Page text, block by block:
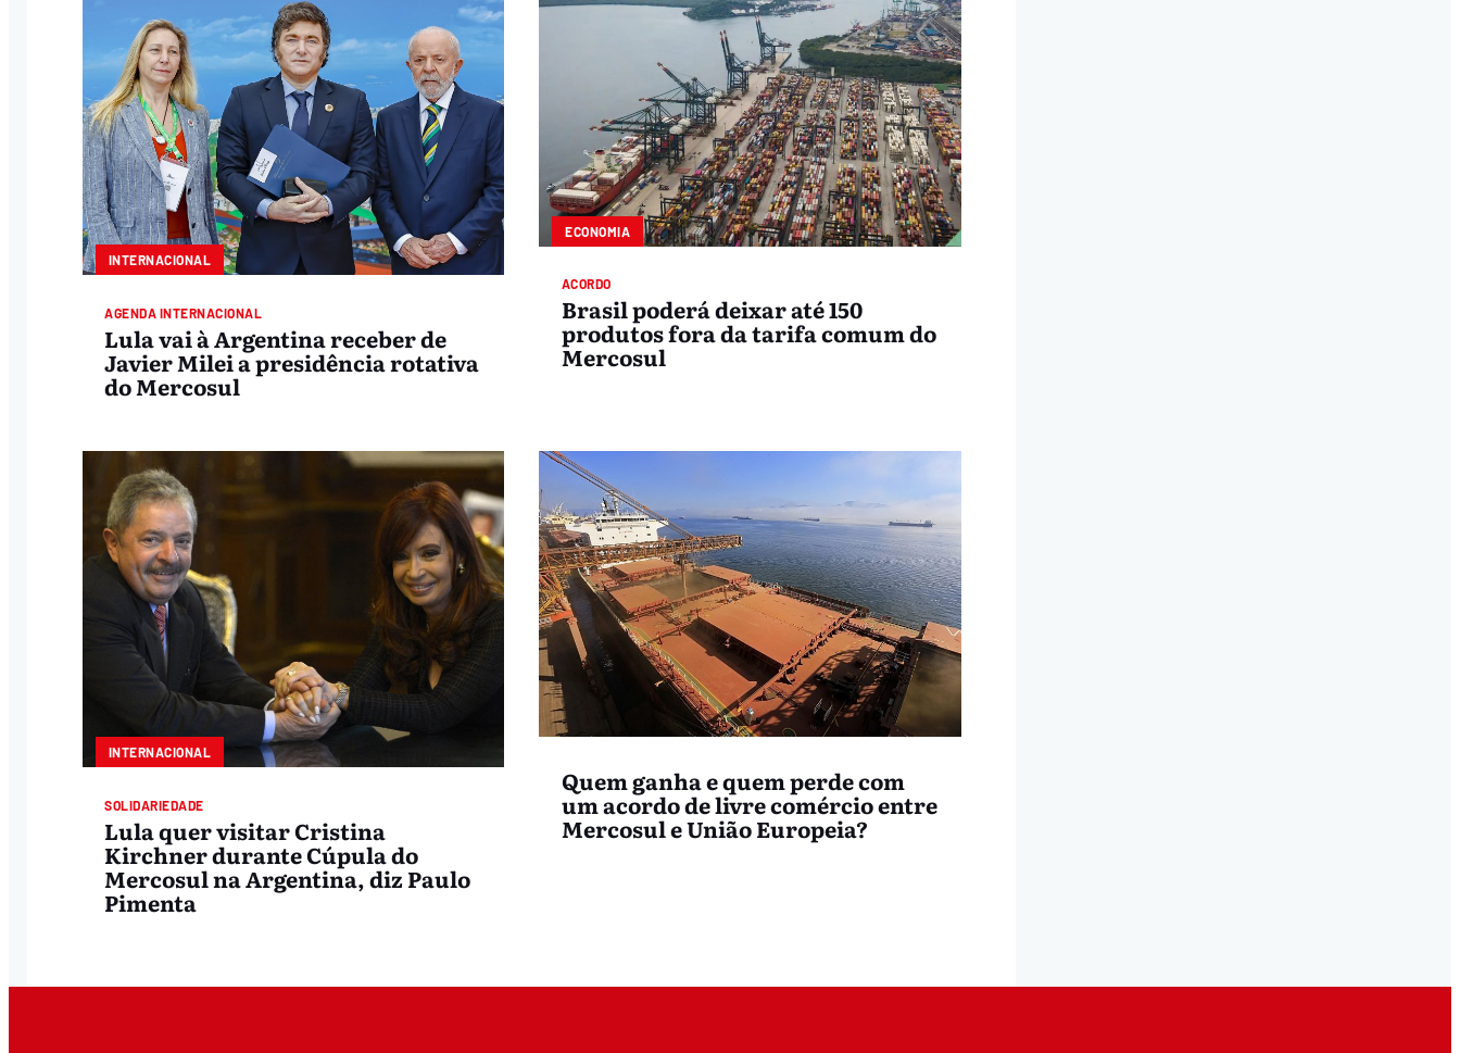
INTERNACIONAL
AGENDA INTERNACIONAL
Lula vai à Argentina receber de
Javier Milei a presidência rotativa
do Mercosul
ECONOMIA
ACORDO
Brasil poderá deixar até 150
produtos fora da tarifa comum do
Mercosul
INTERNACIONAL
SOLIDARIEDADE
Lula quer visitar Cristina
Kirchner durante Cúpula do
Mercosul na Argentina, diz Paulo
Pimenta
Quem ganha e quem perde com
um acordo de livre comércio entre
Mercosul e União Europeia?